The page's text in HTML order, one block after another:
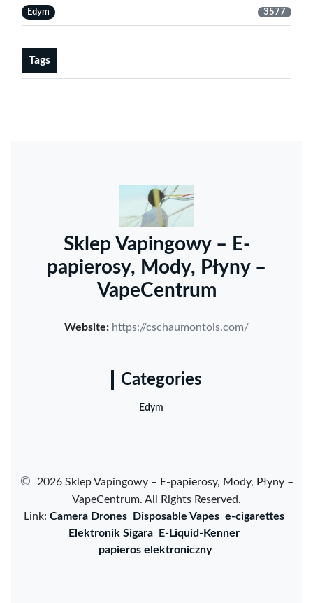
Edym 3577
Tags
Sklep Vapingowy – E-
papierosy, Mody, Płyny –
VapeCentrum
Website: https://cschaumontois.com/
Categories
Edym
©
2026 Sklep Vapingowy – E-papierosy, Mody, Płyny –
VapeCentrum. All Rights Reserved.
Link: Camera Drones Disposable Vapes e-cigarettes
Elektronik Sigara
E-Liquid-Kenner
papieros elektroniczny